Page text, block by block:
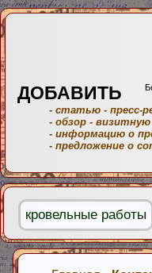
ДОБАВИТЬ
- статью - пресс-
- обзор - визитную
- информацию о
- предложение о
кровельные работы